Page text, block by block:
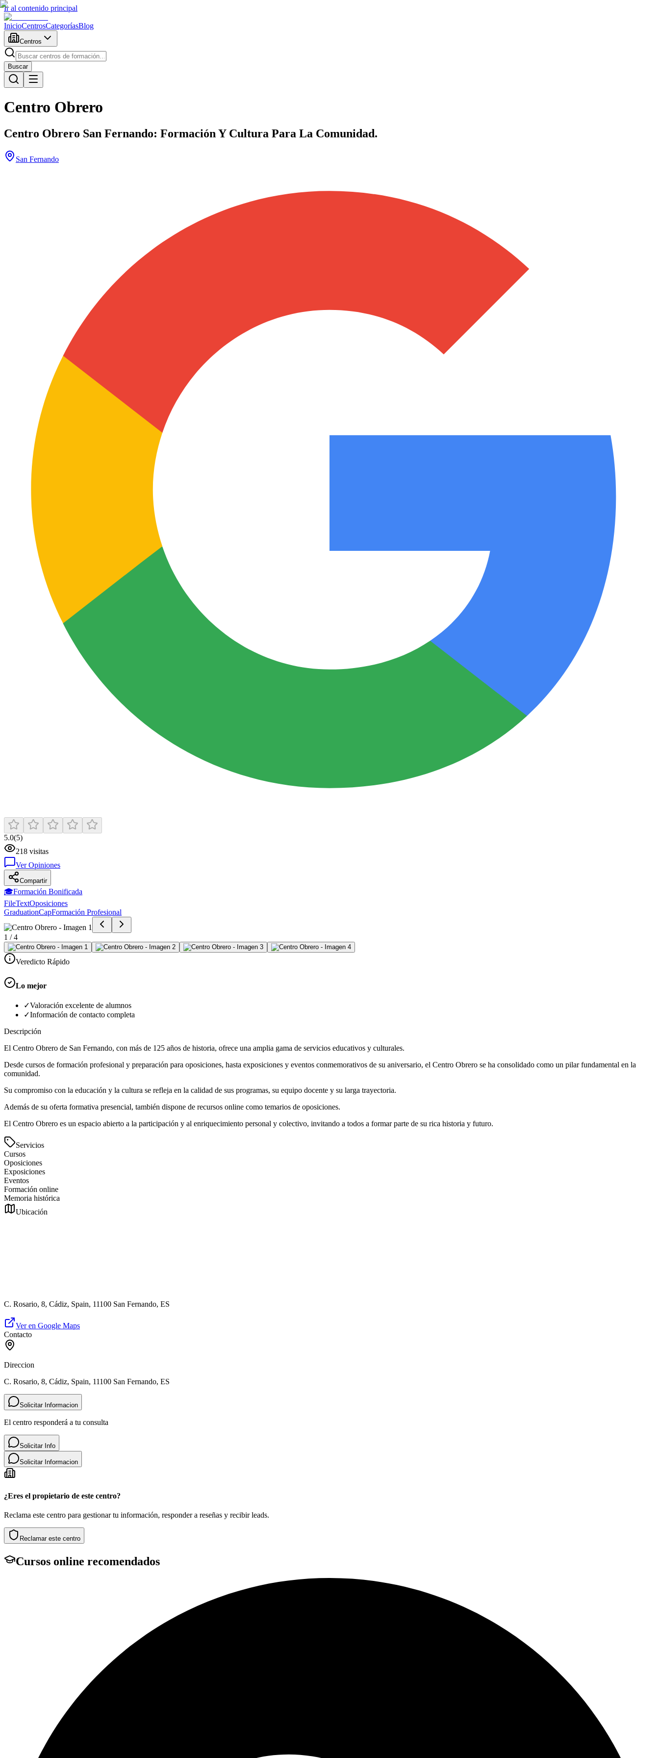
Ir al contenido principal
InicioCentrosCategoríasBlog
Centros
Buscar
Centro Obrero
Centro Obrero San Fernando: Formación Y Cultura Para La Comunidad.
San Fernando
5.0(5)
218 visitas
Ver Opiniones
Compartir
🎓Formación Bonificada
FileTextOposiciones
GraduationCapFormación Profesional
1 /4
Veredicto Rápido
Lo mejor
✓Valoración excelente de alumnos
✓Información de contacto completa
Descripción
El Centro Obrero de San Fernando, con más de 125 años de historia, ofrece una amplia gama de servicios educativos y culturales.
Desde cursos de formación profesional y preparación para oposiciones, hasta exposiciones y eventos conmemorativos de su aniversario, el Centro Obrero se ha consolidado como un pilar fundamental en la
comunidad.
Su compromiso con la educación y la cultura se refleja en la calidad de sus programas, su equipo docente y su larga trayectoria.
Además de su oferta formativa presencial, también dispone de recursos online como temarios de oposiciones.
El Centro Obrero es un espacio abierto a la participación y al enriquecimiento personal y colectivo, invitando a todos a formar parte de su rica historia y futuro.
Servicios
Cursos
Oposiciones
Exposiciones
Eventos
Formación online
Memoria histórica
Ubicación
C. Rosario, 8, Cádiz, Spain, 11100 San Fernando, ES
Ver en Google Maps
Contacto
Direccion
C. Rosario, 8, Cádiz, Spain, 11100 San Fernando, ES
Solicitar Informacion
El centro responderá a tu consulta
Solicitar Info
Solicitar Informacion
¿Eres el propietario de este centro?
Reclama este centro para gestionar tu información, responder a reseñas y recibir leads.
Reclamar este centro
Cursos online recomendados